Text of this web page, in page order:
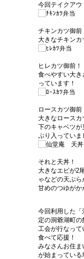
今回テイクア
チキンカツ御前
大きなチキン
ヒレカツ御前！
食べやすい大き
っています！
ロースカツ御前
大きなロースカ
下のキャベツが
ぷり入っていま
それと天丼！
大きなエビが2
ゃなどの天ぷ
甘めのつゆがか
今回利用した「
定の洞爺湖町
工会が行なって
食べて応援！
みなさんお住ま
が始まってい